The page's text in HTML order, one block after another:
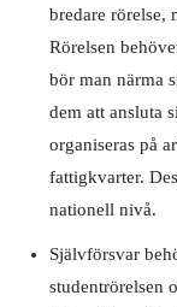
bredare rörelse,
Rörelsen
bör man närma
dem att ansluta
organiseras på
fattigkvarter.
nationell nivå.
Självförsvar
studentrörelsen